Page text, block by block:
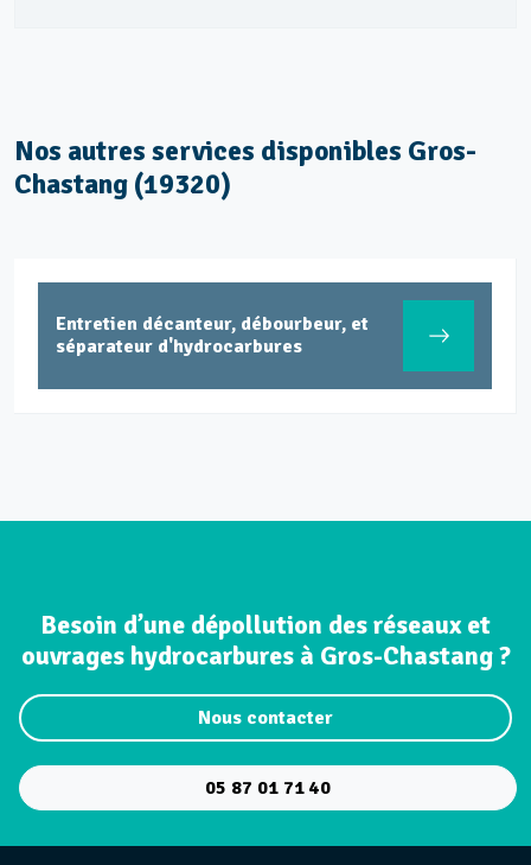
Nos autres services disponibles Gros-
Chastang (19320)
Entretien décanteur, débourbeur, et
séparateur d'hydrocarbures
Besoin d’une dépollution des réseaux et
ouvrages hydrocarbures à Gros-Chastang ?
Nous contacter
05 87 01 71 40